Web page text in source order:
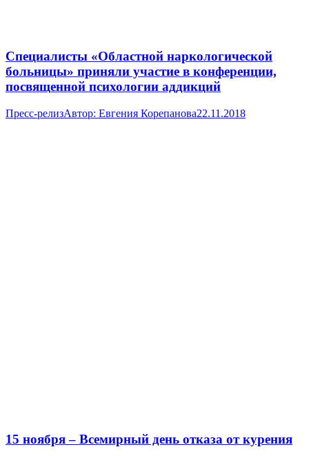
Специалисты «Областной наркологической
больницы» приняли участие в конференции,
посвященной психологии аддикций
Пресс-релизАвтор: Евгения Корепанова22.11.2018
15 ноября – Всемирный день отказа от курения